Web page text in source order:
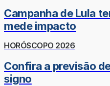
Campanha de Lula
mede impacto
HORÓSCOPO 2026
Confira a previsão
signo